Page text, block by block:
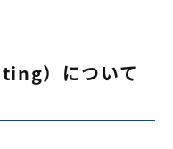
）について